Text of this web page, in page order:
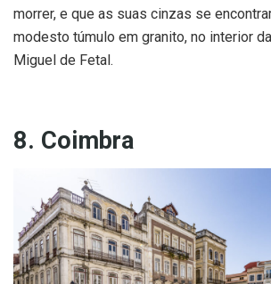
morrer, e que as suas cinzas se
modesto túmulo em granito, no interior
Miguel de Fetal.
8. Coimbra